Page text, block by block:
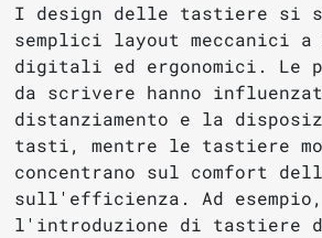
I design delle tastiere si
semplici layout meccanici a
digitali ed ergonomici. Le
da scrivere hanno
distanziamento e la
tasti, mentre le tastiere
concentrano sul comfort
sull'efficienza. Ad esempio,
l'introduzione di tastiere